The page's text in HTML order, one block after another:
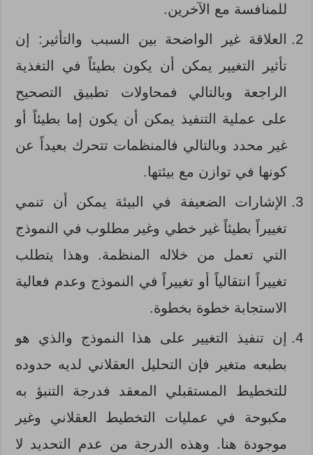
للمنافسة مع الآخرين.
العلاقة غير الواضحة بين السبب والتأثير: إن
تأثير التغيير يمكن أن يكون بطيئاً في التغذية
الراجعة وبالتالي فمحاولات تطبيق التصحيح
على عملية التنفيذ يمكن أن يكون إما بطيئاً أو
غير محدد وبالتالي فالمنظمات تتحرك بعيداً عن
كونها في توازن مع بيئتها.
الإشارات الضعيفة في البيئة يمكن أن تنمي
تغييراً بطيئاً غير خطي وغير مطلوب في النموذج
التي تعمل من خلاله المنظمة. وهذا يتطلب
تغييراً انتقالياً أو تغييراً في النموذج وعدم فعالية
الاستجابة خطوة بخطوة.
إن تنفيذ التغيير على هذا النموذج والذي هو
بطبعه متغير فإن التحليل العقلاني لديه حدوده
للتخطيط المستقبلي المعقد فدرجة التنبؤ به
مكبوحة في عمليات التخطيط العقلاني وغير
موجودة هنا. وهذه الدرجة من عدم التحديد لا